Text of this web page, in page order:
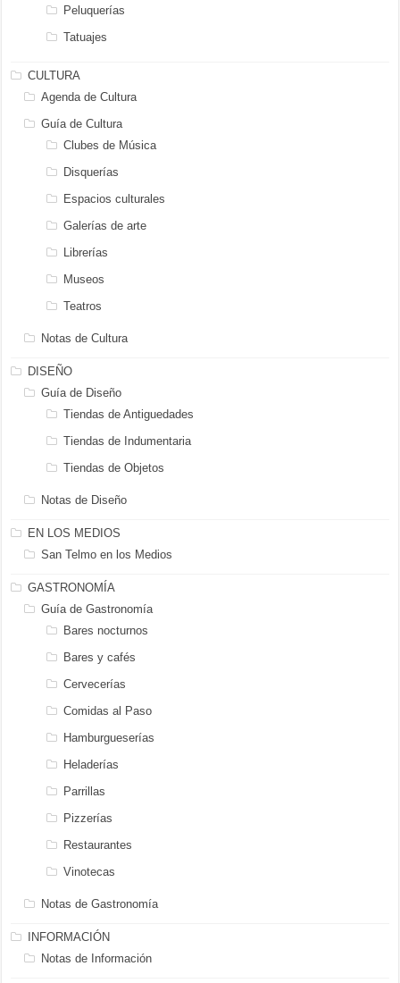
Peluquerías
Tatuajes
CULTURA
Agenda de Cultura
Guía de Cultura
Clubes de Música
Disquerías
Espacios culturales
Galerías de arte
Librerías
Museos
Teatros
Notas de Cultura
DISEÑO
Guía de Diseño
Tiendas de Antiguedades
Tiendas de Indumentaria
Tiendas de Objetos
Notas de Diseño
EN LOS MEDIOS
San Telmo en los Medios
GASTRONOMÍA
Guía de Gastronomía
Bares nocturnos
Bares y cafés
Cervecerías
Comidas al Paso
Hamburgueserías
Heladerías
Parrillas
Pizzerías
Restaurantes
Vinotecas
Notas de Gastronomía
INFORMACIÓN
Notas de Información